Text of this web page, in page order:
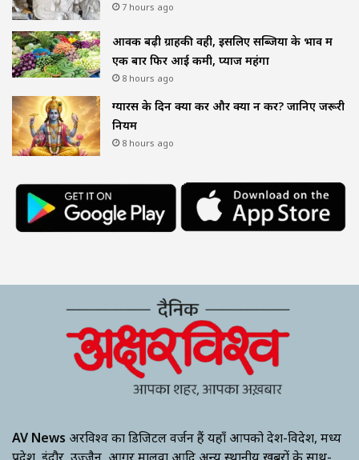
7 hours ago
आवक बढ़ी ग्राहकी वही, इसलिए सब्जियों के भाव में
एक बार फिर आई कमी, प्याज महंगा
8 hours ago
ग्यारस के दिन क्या करें और क्या न करें? जानिए जरूरी
नियम
8 hours ago
AV News अक्षरविश्व का डिजिटल वर्जन हैं यहाँ आपको देश-विदेश, मध्य